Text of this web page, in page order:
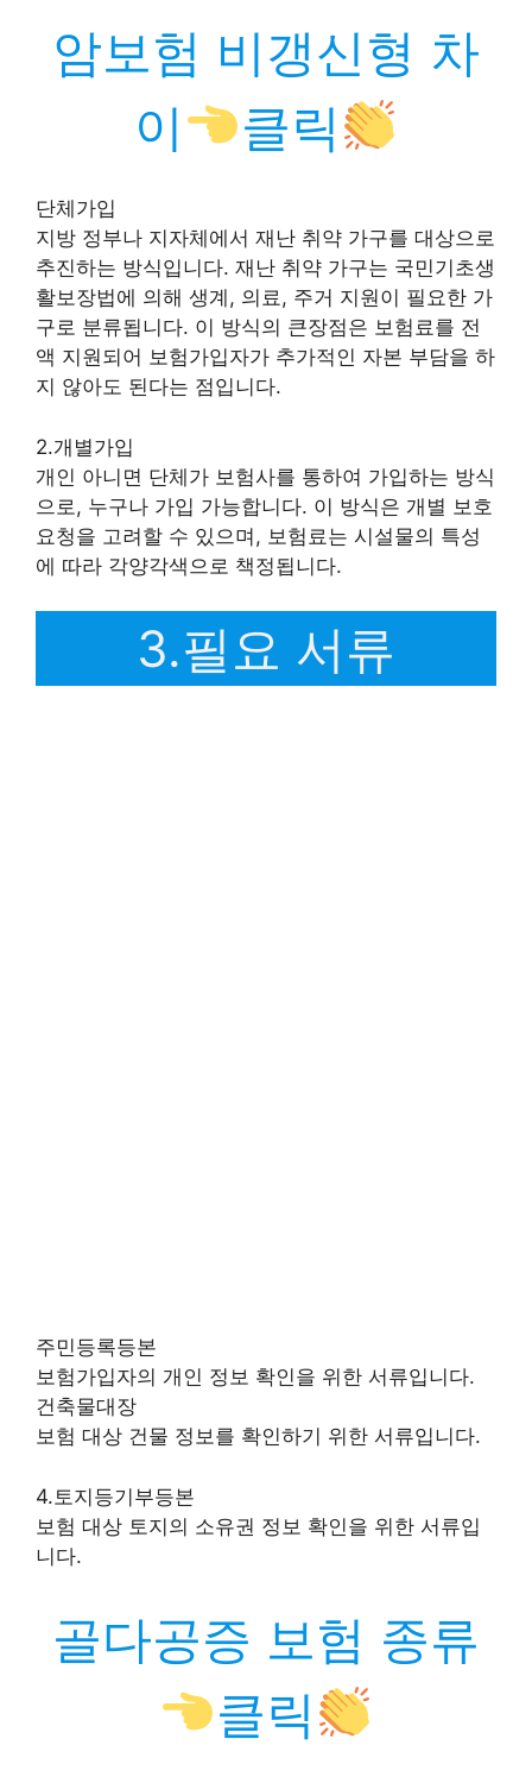
암보험 비갱신형 차
이
클릭
단체가입
지방 정부나 지자체에서 재난 취약 가구를 대상으로
추진하는 방식입니다. 재난 취약 가구는 국민기초생
활보장법에 의해 생계, 의료, 주거 지원이 필요한 가
구로 분류됩니다. 이 방식의 큰장점은 보험료를 전
액 지원되어 보험가입자가 추가적인 자본 부담을 하
지 않아도 된다는 점입니다.
2.개별가입
개인 아니면 단체가 보험사를 통하여 가입하는 방식
으로, 누구나 가입 가능합니다. 이 방식은 개별 보호
요청을 고려할 수 있으며, 보험료는 시설물의 특성
에 따라 각양각색으로 책정됩니다.
3.필요 서류
주민등록등본
보험가입자의 개인 정보 확인을 위한 서류입니다.
건축물대장
보험 대상 건물 정보를 확인하기 위한 서류입니다.
4.토지등기부등본
보험 대상 토지의 소유권 정보 확인을 위한 서류입
니다.
골다공증 보험 종류
클릭